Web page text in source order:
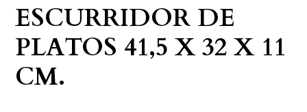
32
x
11
ESCURRIDOR DE
PLATOS 41,5 X 32 X 11
CM.